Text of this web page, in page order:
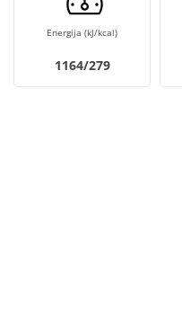
Energija (kJ/kcal)
1164/279